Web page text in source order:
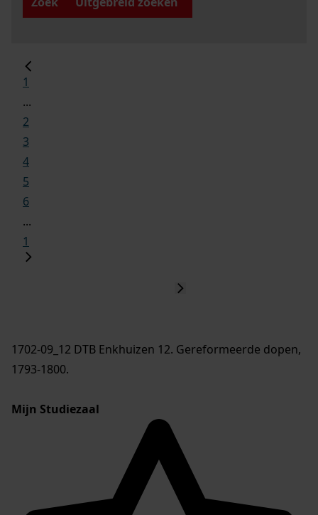
1
...
2
3
4
5
6
...
1
1702-09_12 DTB Enkhuizen 12. Gereformeerde dopen,
1793-1800.
Mijn Studiezaal